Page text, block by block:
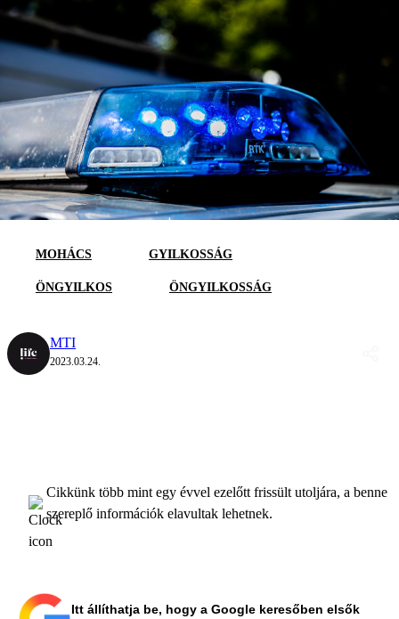
MOHÁCS GYILKOSSÁG
ÖNGYILKOS ÖNGYILKOSSÁG
MTI
2023.03.24.
Cikkünk több mint egy évvel ezelőtt frissült utoljára, a benne
szereplő információk elavultak lehetnek.
Itt állíthatja be, hogy a Google keresőben elsők